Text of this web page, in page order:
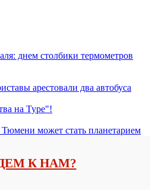
днем столбики термометров
арестовали два автобуса
на Туре"!
Тюмени может стать планетарием
К НАМ?